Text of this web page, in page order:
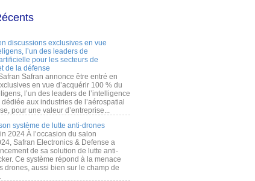
discussions exclusives en vue
l’un des leaders de
pour les secteurs de
de la défense
Safran annonce être entré en
en vue d’acquérir 100 % du
l’un des leaders de l’intelligence
aux industries de l’aérospatial
pour une valeur d’entreprise...
système de lutte anti-drones
2024 À l’occasion du salon
Safran Electronics & Defense a
de sa solution de lutte anti-
Ce système répond à la menace
drones, aussi bien sur le champ de